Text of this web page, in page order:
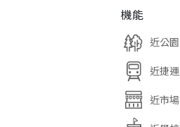
機能
近公園
近捷運
近市場